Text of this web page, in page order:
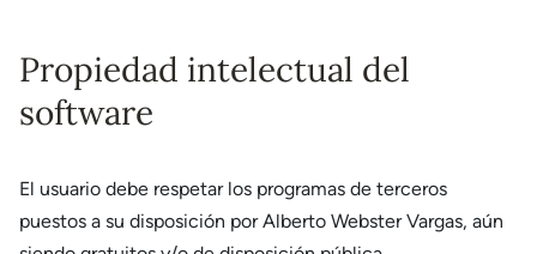
Propiedad intelectual del
software
El usuario debe respetar los programas de terceros
puestos a su disposición por Alberto Webster Vargas, aún